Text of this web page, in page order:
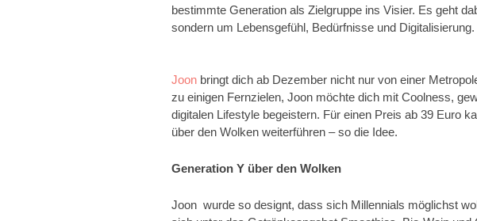
bestimmte Generation als Zielgruppe ins Visier. Es geht
sondern um Lebensgefühl, Bedürfnisse und Digitalisierung.
Joon bringt dich ab Dezember nicht nur von einer
zu einigen Fernzielen, Joon möchte dich mit Coolness,
digitalen Lifestyle begeistern. Für einen Preis ab 39 Euro
über den Wolken weiterführen – so die Idee.
Generation Y über den Wolken
Joon wurde so designt, dass sich Millennials möglichst